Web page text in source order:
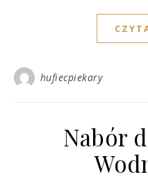
hufiecpiekary
Nabór